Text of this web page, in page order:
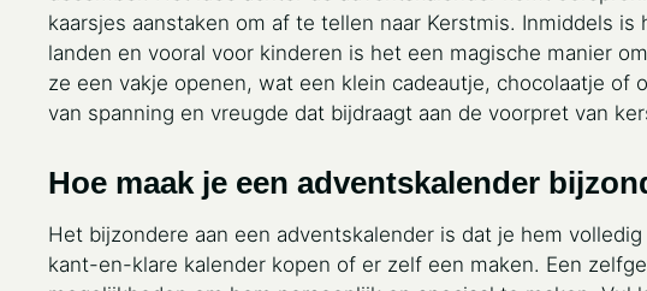
kaarsjes aanstaken om af te tellen naar Kerstmis. Inmiddels
landen en vooral voor kinderen is het een magische manier
ze een vakje openen, wat een klein cadeautje, chocolaatje
van spanning en vreugde dat bijdraagt aan de voorpret van
Hoe maak je een adventskalender
Het bijzondere aan een adventskalender is dat je hem
kant-en-klare kalender kopen of er zelf een maken. Een